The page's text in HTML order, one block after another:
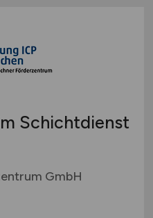
Schichtdienst
GmbH